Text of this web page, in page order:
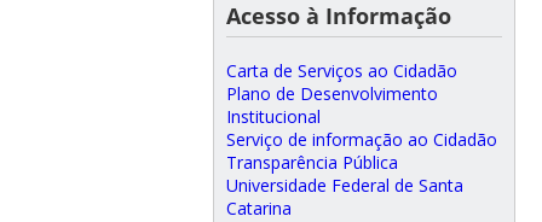
Acesso à Informação
Carta de Serviços ao Cidadão
Plano de Desenvolvimento
Institucional
Serviço de informação ao Cidadão
Transparência Pública
Universidade Federal de Santa
Catarina